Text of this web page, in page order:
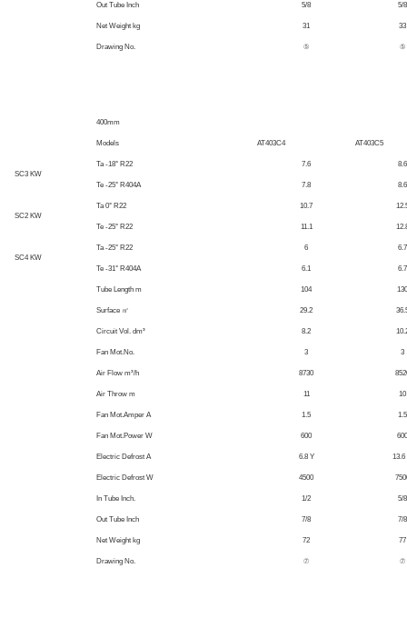
Out Tube Inch 5/8 5/8
Net Weight kg 31 33
Drawing No. ⑤ ⑤
400mm
Models AT403C4 AT403C5
SC3 KW
Ta -18° R22 7.6 8.6
Te -25° R404A 7.8 8.6
SC2 KW
Ta 0° R22 10.7
Te -25° R22 11.1
SC4 KW
Ta -25° R22 6 6.7
Te -31° R404A 6.1 6.7
Tube Length m 104 130
Surface ㎡ 29.2
Circuit Vol. dm³ 8.2
Fan Mot.No. 3 3
Air Flow m³/h 8730
Air Throw m 11 10
Fan Mot.Amper A 1.5 1.5
Fan Mot.Power W 600 600
Electric Defrost A 6.8 Y 13.6
Electric Defrost W 4500
In Tube Inch. 1/2 5/8
Out Tube Inch 7/8 7/8
Net Weight kg 72 77
Drawing No. ⑦ ⑦